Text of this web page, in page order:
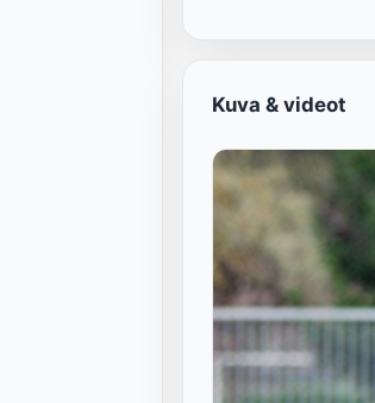
Kuva & videot